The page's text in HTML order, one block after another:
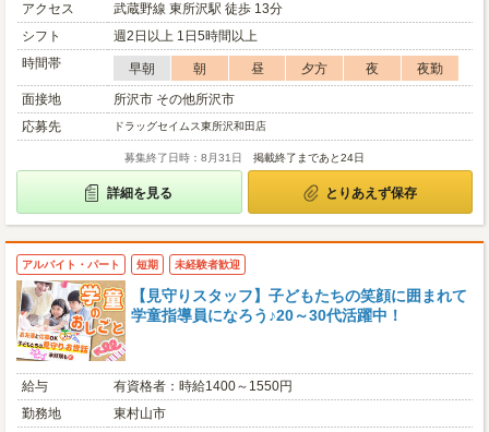
アクセス
武蔵野線 東所沢駅 徒歩 13分
シフト
週2日以上 1日5時間以上
時間帯
早朝 朝 昼 夕方 夜
夜勤
面接地
所沢市 その他所沢市
応募先
ドラッグセイムス東所沢和田店
募集終了日時：8月31日 掲載終了まであと24日
詳細を見る とりあえず保存
アルバイト・パート 短期 未経験者歓迎
【見守りスタッフ】子どもたちの笑顔に囲まれて
学童指導員になろう♪20～30代活躍中！
給与
有資格者：時給1400～1550円
勤務地
東村山市